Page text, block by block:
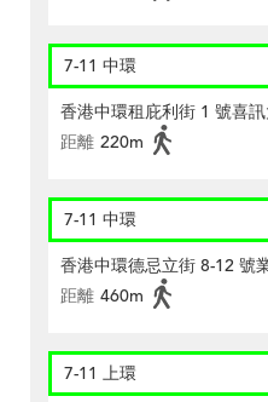
7-11 中環
香港中環租庇利街 1 號喜
距離 220m
7-11 中環
香港中環德忌立街 8-12 號
距離 460m
7-11 上環